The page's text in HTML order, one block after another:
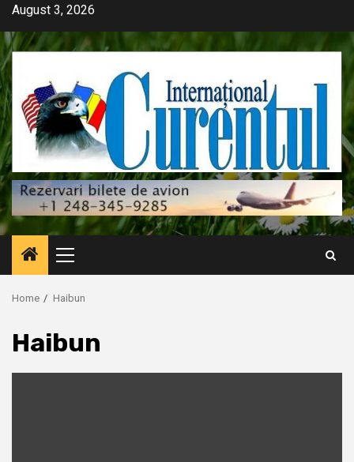
Skip
content
August 3, 2026
Primary
Menu
Home Haibun
Haibun